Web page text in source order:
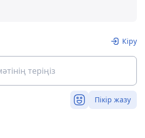
Кіру
Пікір жазу